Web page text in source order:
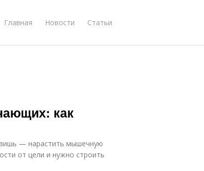
Главная Новости Статьи
как
— нарастить мышечную
от цели и нужно строить